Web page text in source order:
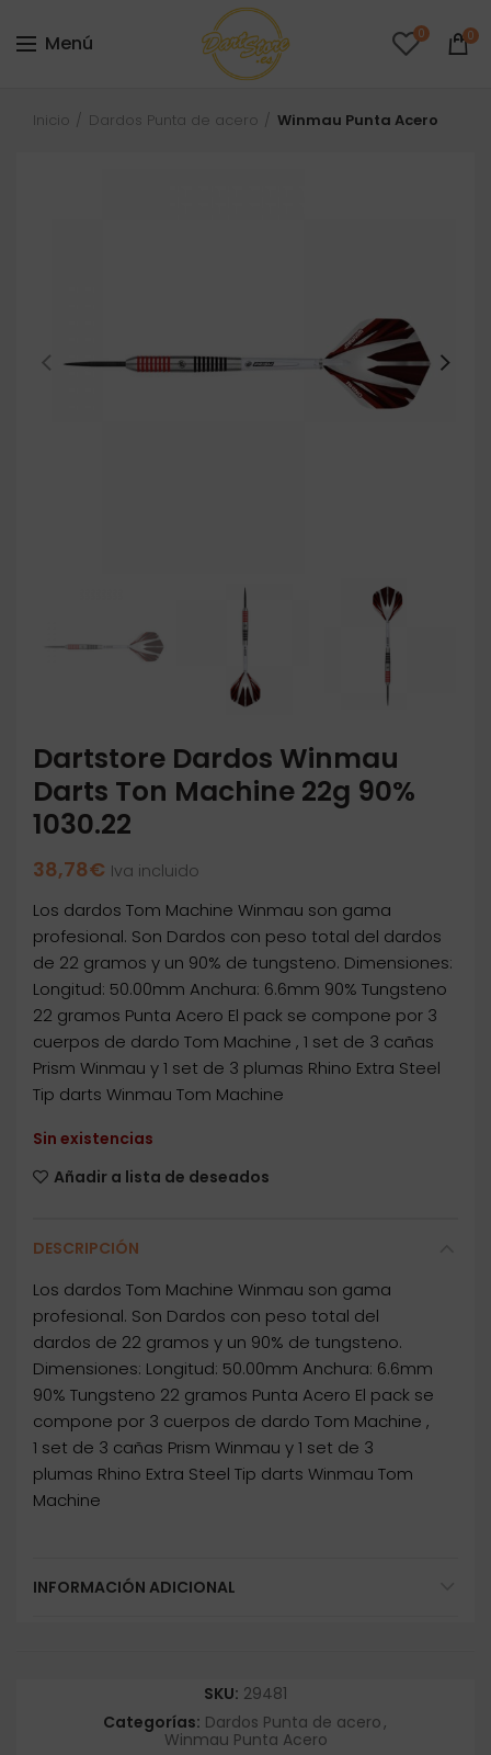
Menú 0 0
Inicio Dardos Punta de acero Winmau Punta Acero
Dartstore Dardos Winmau
Darts Ton Machine 22g 90%
1030.22
38,78€ Iva incluido
Los dardos Tom Machine Winmau son gama
profesional. Son Dardos con peso total del dardos
de 22 gramos y un 90% de tungsteno. Dimensiones:
Longitud: 50.00mm Anchura: 6.6mm 90% Tungsteno
22 gramos Punta Acero El pack se compone por 3
cuerpos de dardo Tom Machine , 1 set de 3 cañas
Prism Winmau y 1 set de 3 plumas Rhino Extra Steel
Tip darts Winmau Tom Machine
Sin existencias
Añadir a lista de deseados
DESCRIPCIÓN
Los dardos Tom Machine Winmau son gama
profesional. Son Dardos con peso total del
dardos de 22 gramos y un 90% de tungsteno.
Dimensiones: Longitud: 50.00mm Anchura: 6.6mm
90% Tungsteno 22 gramos Punta Acero El pack se
compone por 3 cuerpos de dardo Tom Machine ,
1 set de 3 cañas Prism Winmau y 1 set de 3
plumas Rhino Extra Steel Tip darts Winmau Tom
Machine
INFORMACIÓN ADICIONAL
SKU: 29481
Categorías: Dardos Punta de acero,
Winmau Punta Acero